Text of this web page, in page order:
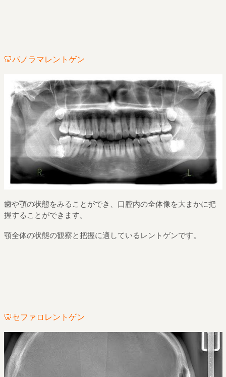
🦷パノラマレントゲン
歯や顎の状態をみることができ、口腔内の全体像を大まかに把
握することができます。
顎全体の状態の観察と把握に適しているレントゲンです。
🦷セファロレントゲン